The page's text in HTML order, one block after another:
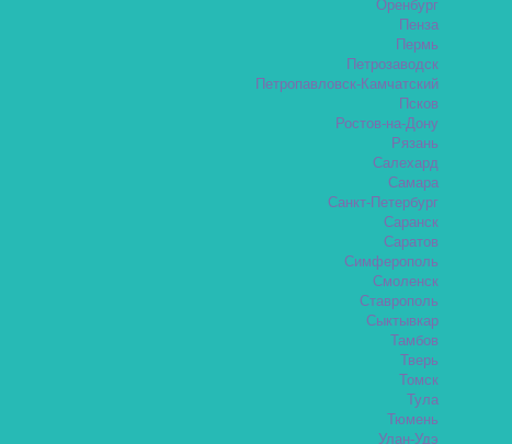
Оренбург
Пенза
Пермь
Петрозаводск
Петропавловск-Камчатский
Псков
Ростов-на-Дону
Рязань
Салехард
Самара
Санкт-Петербург
Саранск
Саратов
Симферополь
Смоленск
Ставрополь
Сыктывкар
Тамбов
Тверь
Томск
Тула
Тюмень
Улан-Удэ